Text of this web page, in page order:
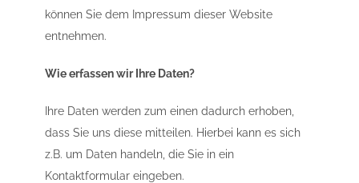
können Sie dem Impressum dieser Website
entnehmen.
Wie erfassen wir Ihre Daten?
Ihre Daten werden zum einen dadurch erhoben,
dass Sie uns diese mitteilen. Hierbei kann es sich
z.B. um Daten handeln, die Sie in ein
Kontaktformular eingeben.